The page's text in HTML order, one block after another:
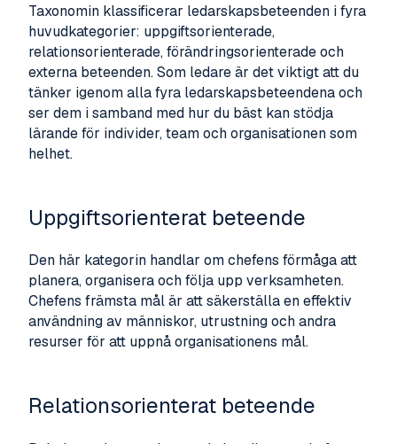
Taxonomin klassificerar ledarskapsbeteenden i fyra
huvudkategorier: uppgiftsorienterade,
relationsorienterade, förändringsorienterade och
externa beteenden. Som ledare är det viktigt att du
tänker igenom alla fyra ledarskapsbeteendena och
ser dem i samband med hur du bäst kan stödja
lärande för individer, team och organisationen som
helhet.
Uppgiftsorienterat beteende
Den här kategorin handlar om chefens förmåga att
planera, organisera och följa upp verksamheten.
Chefens främsta mål är att säkerställa en effektiv
användning av människor, utrustning och andra
resurser för att uppnå organisationens mål.
Relationsorienterat beteende